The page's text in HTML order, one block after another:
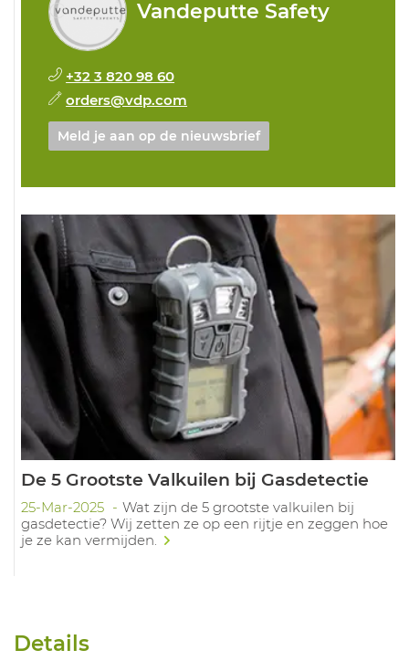
Vandeputte Safety
+32 3 820 98 60
orders@vdp.com
Meld je aan op de nieuwsbrief
De 5 Grootste Valkuilen bij Gasdetectie
25-Mar-2025
Wat zijn de 5 grootste valkuilen bij
gasdetectie? Wij zetten ze op een rijtje en zeggen hoe
je ze kan vermijden.
Details